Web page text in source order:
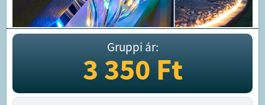
Gruppi ár:
3 350Ft